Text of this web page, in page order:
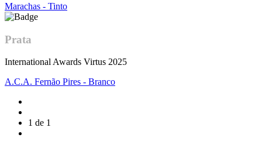
Marachas - Tinto
Prata
International Awards Virtus 2025
A.C.A. Fernão Pires - Branco
1 de 1